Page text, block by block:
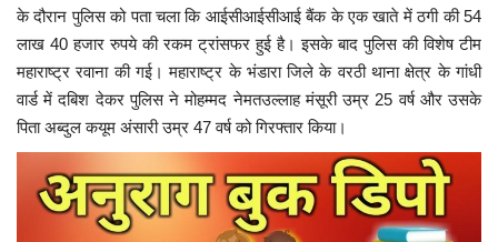
के दौरान पुलिस को पता चला कि आईसीआईसीआई बैंक के एक खाते में ठगी की 54
लाख 40 हजार रुपये की रकम ट्रांसफर हुई है। इसके बाद पुलिस की विशेष टीम
महाराष्ट्र रवाना की गई। महाराष्ट्र के भंडारा जिले के वरठी थाना क्षेत्र के गांधी
वार्ड में दबिश देकर पुलिस ने मोहम्मद नेमतउल्लाह मंसूरी उम्र 25 वर्ष और उसके
पिता अब्दुल कयूम अंसारी उम्र 47 वर्ष को गिरफ्तार किया।